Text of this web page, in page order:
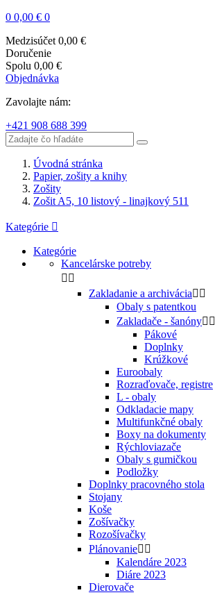
0 0,00 € 0
Medzisúčet 0,00 €
Doručenie
Spolu 0,00 €
Objednávka
Zavolajte nám:
+421 908 688 399
Úvodná stránka
Papier, zošity a knihy
Zošity
Zošit A5, 10 listový - linajkový 511
Kategórie 
Kategórie
Kancelárske potreby
 
Zakladanie a archivácia 
Obaly s patentkou
Zakladače - šanóny 
Pákové
Doplnky
Krúžkové
Euroobaly
Rozraďovače, registre
L - obaly
Odkladacie mapy
Multifunkčné obaly
Boxy na dokumenty
Rýchloviazače
Obaly s gumičkou
Podložky
Doplnky pracovného stola
Stojany
Koše
Zošívačky
Rozošívačky
Plánovanie 
Kalendáre 2023
Diáre 2023
Dierovače